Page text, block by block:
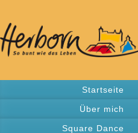
Startseite
Über mich
Square Dance